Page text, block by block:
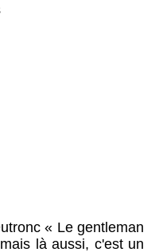
« Le gentleman
là aussi, c'est un